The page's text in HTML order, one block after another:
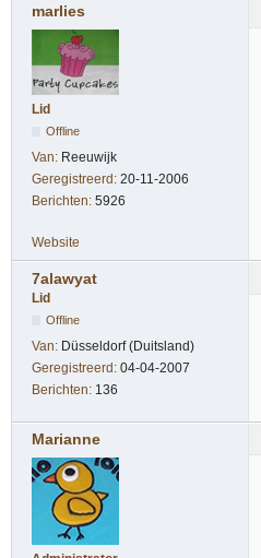
marlies
Lid
Offline
Van: Reeuwijk
Geregistreerd: 20-11-2006
Berichten: 5926
Website
7alawyat
Lid
Offline
Van: Düsseldorf (Duitsland)
Geregistreerd: 04-04-2007
Berichten: 136
Marianne